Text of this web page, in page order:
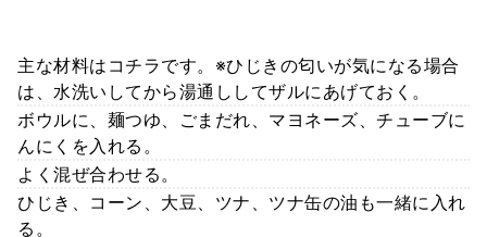
主な材料はコチラです。※ひじきの匂いが気になる場合
は、水洗いしてから湯通ししてザルにあげておく。
ボウルに、麺つゆ、ごまだれ、マヨネーズ、チューブに
んにくを入れる。
よく混ぜ合わせる。
ひじき、コーン、大豆、ツナ、ツナ缶の油も一緒に入れ
る。